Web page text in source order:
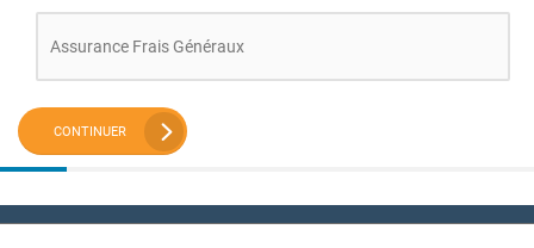
Assurance Frais Généraux
CONTINUER